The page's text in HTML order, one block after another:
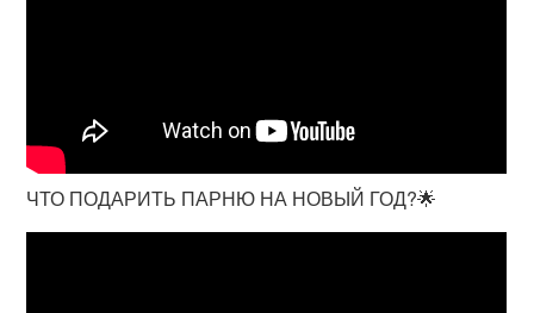
ЧТО ПОДАРИТЬ ПАРНЮ НА НОВЫЙ ГОД?🌟